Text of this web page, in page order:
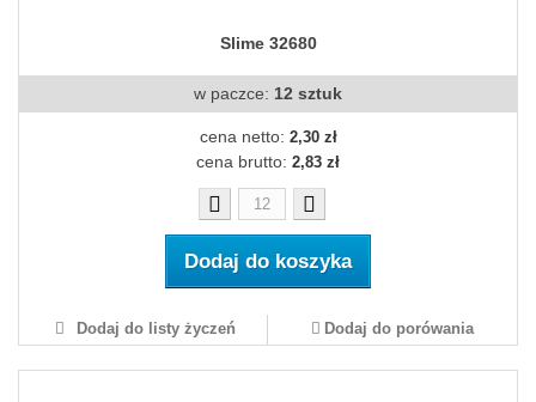
Slime 32680
w paczce: 12 sztuk
cena netto: 2,30 zł
cena brutto: 2,83 zł
Dodaj do koszyka
Dodaj do listy życzeń Dodaj do porówania